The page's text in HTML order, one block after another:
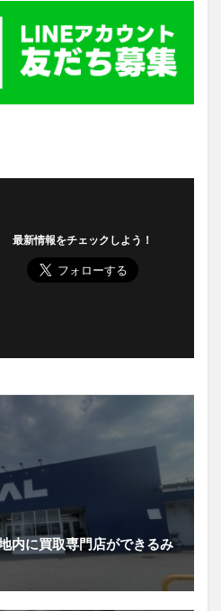
最新情報をチェックしよう！
内に買取専門店ができるみ